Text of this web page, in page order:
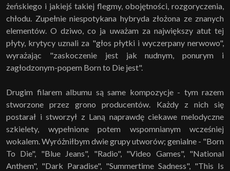
żeńskiego i jakiejś takiej flegmy, obojętności, rozgoryczenia,
chłodu. Zupełnie niespotykana hybryda złożona ze znanych
elementów. O dziwo, co ja uważam za największy atut tej
płyty, krytycy uznali za "głos płytki i wyczerpany nerwowo",
wyrażając "zaskoczenie jest jak nudnym, ponurym i
zagłodzonym-popem Born to Die jest".
Drugim filarem albumu są same kompozycje - tym razem
stworzone przez grono producentów. Każdy z nich się
postarał i stworzył z Laną naprawdę ciekawe melodyczne
szkielety, wypełnione potem wspomnianym wcześniej
wokalem. Wyróżniłbym dwie grupy utworów; genialne - "Born
To Die", "Blue Jeans", "Radio", "Video Games", "National
Anthem", "Dark Paradise", "Summertime Sadness", "This Is